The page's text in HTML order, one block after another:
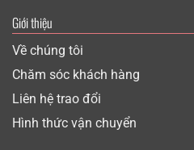
Giới thiệu
Về chúng tôi
Chăm sóc khách hàng
Liên hệ trao đổi
Hình thức vận chuyển